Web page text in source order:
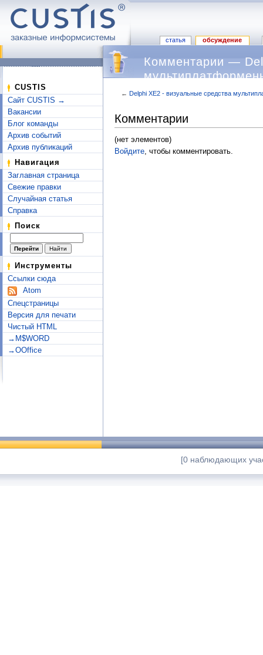
статья обсуждение
CUSTIS
Сайт CUSTIS →
Вакансии
Блог команды
Архив событий
Архив публикаций
Навигация
Заглавная страница
Свежие правки
Случайная статья
Справка
Поиск
Инструменты
Ссылки сюда
Atom
Спецстраницы
Версия для печати
Чистый HTML
→M$WORD
→OOffice
Комментарии —
(Всеволод Леонов,
← Delphi XE2 - визуальные средства
Комментарии
(нет элементов)
Войдите, чтобы комментировать.
[0 наблюдающих